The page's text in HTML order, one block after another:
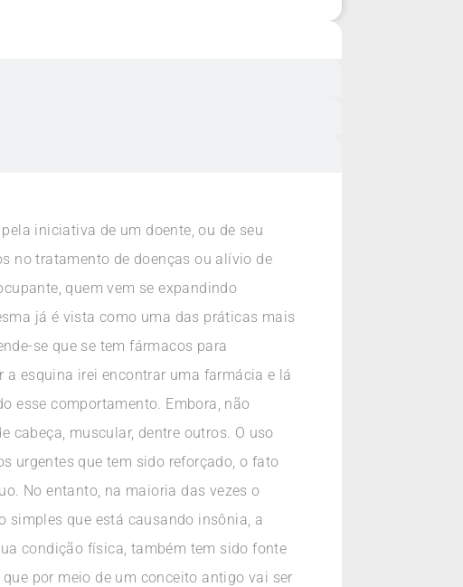
iniciativa de um doente, ou de seu
no tratamento de doenças ou alívio de
quem vem se expandindo
já é vista como uma das práticas mais
se que se tem fármacos para
a esquina irei encontrar uma farmácia e lá
esse comportamento. Embora, não
cabeça, muscular, dentre outros. O uso
urgentes que tem sido reforçado, o fato
No entanto, na maioria das vezes o
simples que está causando insônia, a
condição física, também tem sido fonte
por meio de um conceito antigo vai ser